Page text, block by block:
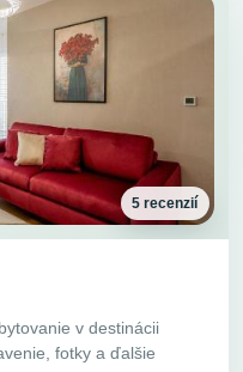
5 recenzií
v destinácii
fotky a ďalšie